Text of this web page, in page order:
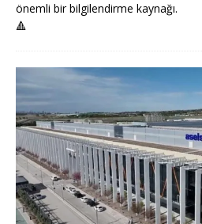
önemli bir bilgilendirme kaynağı.
🔺